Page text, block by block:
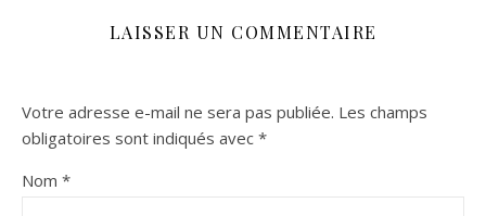
LAISSER UN COMMENTAIRE
Votre adresse e-mail ne sera pas publiée. Les champs
obligatoires sont indiqués avec *
Nom *